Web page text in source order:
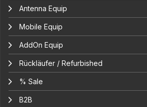
Antenna Equip
Mobile Equip
AddOn Equip
Rückläufer / Refurbished
% Sale
B2B